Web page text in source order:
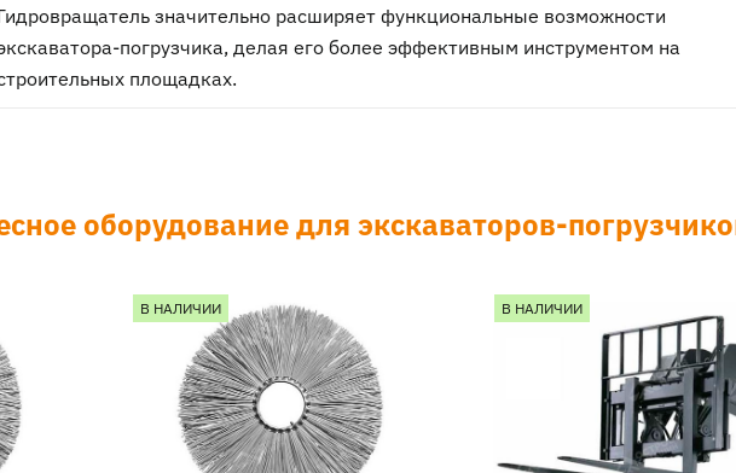
значительно расширяет функциональные возможности
погрузчика, делая его более эффективным инструментом на
площадках.
оборудование для экскаваторов-
В НАЛИЧИИ В НАЛИЧИИ